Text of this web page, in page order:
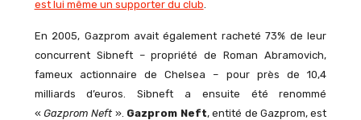
est lui même un supporter du club.
En 2005, Gazprom avait également racheté 73% de leur
concurrent Sibneft – propriété de Roman Abramovich,
fameux actionnaire de Chelsea – pour près de 10,4
milliards d’euros. Sibneft a ensuite été renommé
« Gazprom Neft ». Gazprom Neft, entité de Gazprom, est